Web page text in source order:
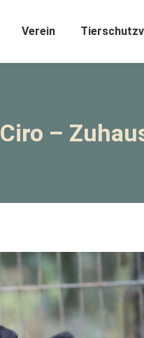
Verein
Ciro –